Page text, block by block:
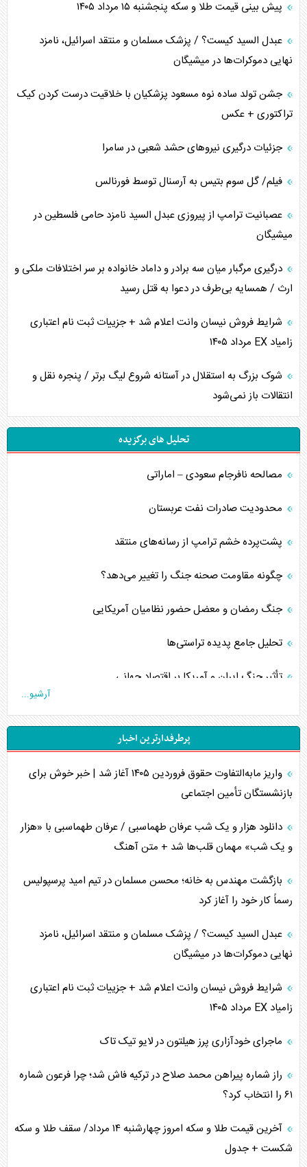
پیش بینی قیمت طلا و سکه پنجشنبه ۱۵ مرداد ۱۴۰۵
عبدل السید کیست؟ / پزشک مسلمان و منتقد اسرائیل، نامزد
نهایی دموکرات‌ها در میشیگان
جشن تولد ساده نوه مسعود پزشکیان با خلاقیت درست کردن کیک
تراکتوری + عکس
جزئیات درگیری نیرو‌های حشد شعبی در سامرا
فیلم/ گل سوم بتیس به آرسنال توسط فورنالس
عصبانیت ترامپ از پیروزی عبدل السید نامزد حامی فلسطین در
میشیگان
درگیری مرگبار میان سه برادر و داماد خانواده بر سر اختلافات ملکی و
ارث / همسایه بی‌طرف در دعوا به قتل رسید
شرایط فروش نیسان وانت اعلام شد + جزییات ثبت نام اعتباری
زامیاد EX مرداد ۱۴۰۵
شوک بزرگ به استقلال در آستانه شروع لیگ برتر / پنجره نقل و
انتقالات باز نمی‌شود
تحلیل های برگزیده
مصالحه نافرجام سعودی – اماراتی
محدودیت صادرات نفت عربستان
پشت‌پرده خشم ترامپ از رسانه‌های منتقد
چگونه مقاومت صحنه جنگ را تغییر می‌دهد؟
جنگ رمضان و معضل حضور نظامیان آمریکایی
تحلیل جامع پدیده تراستی‌ها
تأثیر جنگ ایران و آمریکا بر اقتصاد جهانی
تخریب پل‌ها در اوکراین و فروپاشی روایت دوگانه غرب
اربعین، کابوس مشترک تل‌آویو-واشنگتن
برنامه هفتم توسعه در نقطه کور سیاستگذاری
اوکراین بازوی مخرب آمریکا در غرب آسیا
اهمیت راهبردی اردن برای آمریکا
همسویی عربستان با سنتکام علیه متحدان ایران
ترامپ و توهم خلع سلاح حماس
چرا کویت به دنبال شریک امنیتی جدید است؟
اعتراف غرب به قدرت ایران در تثبیت معادلات
خطای راهبردی ترامپ مقابل برزیل
آرشیو...
پرطرفدارترین اخبار
واریز مابه‌التفاوت حقوق فروردین ۱۴۰۵ آغاز شد | خبر خوش برای
بازنشستگان تأمین اجتماعی
دانلود هزار و یک شب عرفان طهماسبی / عرفان طهماسبی با «هزار
و یک شب» مهمان قلب‌ها شد + متن آهنگ
بازگشت مهندس به خانه؛ محسن مسلمان در تیم امید پرسپولیس
رسماً کار خود را آغاز کرد
عبدل السید کیست؟ / پزشک مسلمان و منتقد اسرائیل، نامزد
نهایی دموکرات‌ها در میشیگان
شرایط فروش نیسان وانت اعلام شد + جزییات ثبت نام اعتباری
زامیاد EX مرداد ۱۴۰۵
ماجرای خودآزاری پرز هیلتون در لایو تیک تاک
راز شماره پیراهن محمد صلاح در ترکیه فاش شد؛ چرا فرعون شماره
۶۱ را انتخاب کرد؟
آخرین قیمت طلا و سکه امروز چهارشنبه ۱۴ مرداد/ سقف طلا و سکه
شکست + جدول